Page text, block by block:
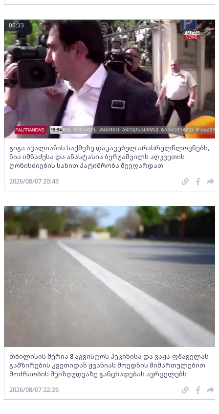
გიგა ავალიანის საქმეზე დაკავებულ არასრულწლოვნებს,
ნია იმნაძესა და ანასტასია ბერუაშვილს აღკვეთის
ღონისძიების სახით პატიმრობა შეეფარდათ
06:33
2026/08/07 20:43
თბილისის მერია 8 აგვისტოს პეკინისა და ვაჟა-ფშაველას
გამზირების კვეთიდან ჟვანიას მოედნის მიმართულებით
მოძრაობის შეიზღუდვაზე განცხადებას ავრცელებს
2026/08/07 22:26